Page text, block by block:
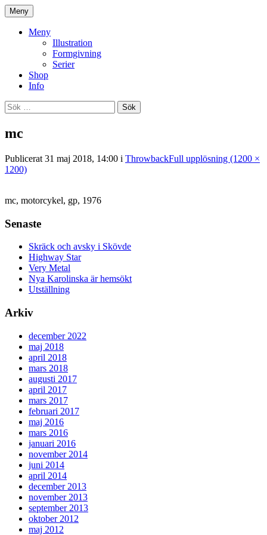
Jan Kustfält
Meny Gå
till
innehåll
Meny
Illustration
Formgivning
Serier
Shop
Info
Sök
efter:
mc
Publicerat 31 maj 2018, 14:00 i ThrowbackFull upplösning (1200 ×
1200)
mc, motorcykel, gp, 1976
Senaste
Skräck och avsky i Skövde
Highway Star
Very Metal
Nya Karolinska är hemsökt
Utställning
Arkiv
december 2022
maj 2018
april 2018
mars 2018
augusti 2017
april 2017
mars 2017
februari 2017
maj 2016
mars 2016
januari 2016
november 2014
juni 2014
april 2014
december 2013
november 2013
september 2013
oktober 2012
maj 2012